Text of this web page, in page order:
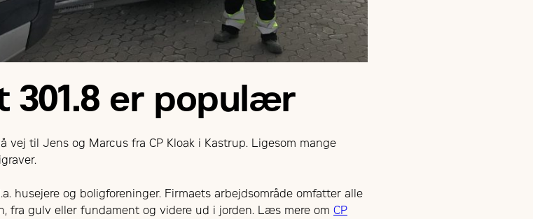
301.8 er populær
vej til Jens og Marcus fra CP Kloak i Kastrup. Ligesom mange
husejere og boligforeninger. Firmaets arbejdsområde omfatter alle
fra gulv eller fundament og videre ud i jorden. Læs mere om CP